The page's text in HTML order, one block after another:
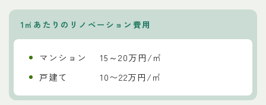
1㎡あたりのリノベーション費用
マンション 15～20万円/㎡
戸建て 10〜22万円/㎡